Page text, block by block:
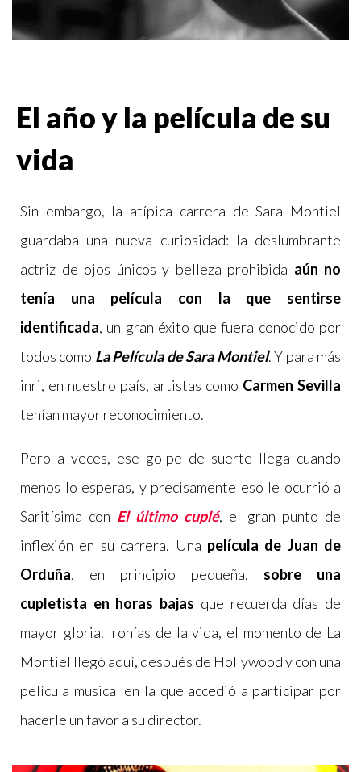
El año y la película de su
vida
Sin embargo, la atípica carrera de Sara Montiel
guardaba una nueva curiosidad: la deslumbrante
actriz de ojos únicos y belleza prohibida aún no
tenía una película con la que sentirse
identificada, un gran éxito que fuera conocido por
todos como La Película de Sara Montiel. Y para más
inri, en nuestro país, artistas como Carmen Sevilla
tenían mayor reconocimiento.
Pero a veces, ese golpe de suerte llega cuando
menos lo esperas, y precisamente eso le ocurrió a
Saritísima con El último cuplé, el gran punto de
inflexión en su carrera. Una película de Juan de
Orduña, en principio pequeña, sobre una
cupletista en horas bajas que recuerda días de
mayor gloria. Ironías de la vida, el momento de La
Montiel llegó aquí, después de Hollywood y con una
película musical en la que accedió a participar por
hacerle un favor a su director.